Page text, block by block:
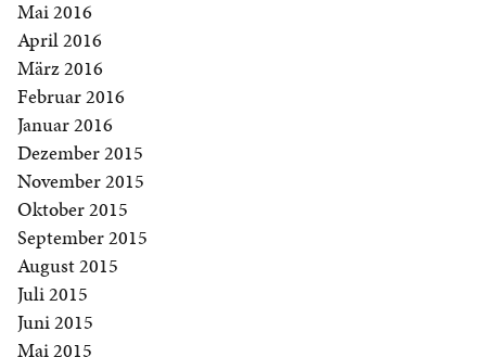
Mai 2016
April 2016
März 2016
Februar 2016
Januar 2016
Dezember 2015
November 2015
Oktober 2015
September 2015
August 2015
Juli 2015
Juni 2015
Mai 2015